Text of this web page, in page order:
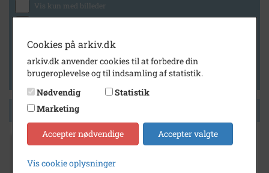
Vis kun med billeder
Vis kun med lydklip
Vis kun med kilder
Vis kun med geo-tag
Side 1 af 1
Marinus Christensen med familie.
Cookies på arkiv.dk
arkiv.dk anvender cookies til at forbedre din
brugeroplevelse og til indsamling af statistik.
Nødvendig
Statistik
Marketing
Accepter nødvendige Accepter valgte
Vis cookie oplysninger